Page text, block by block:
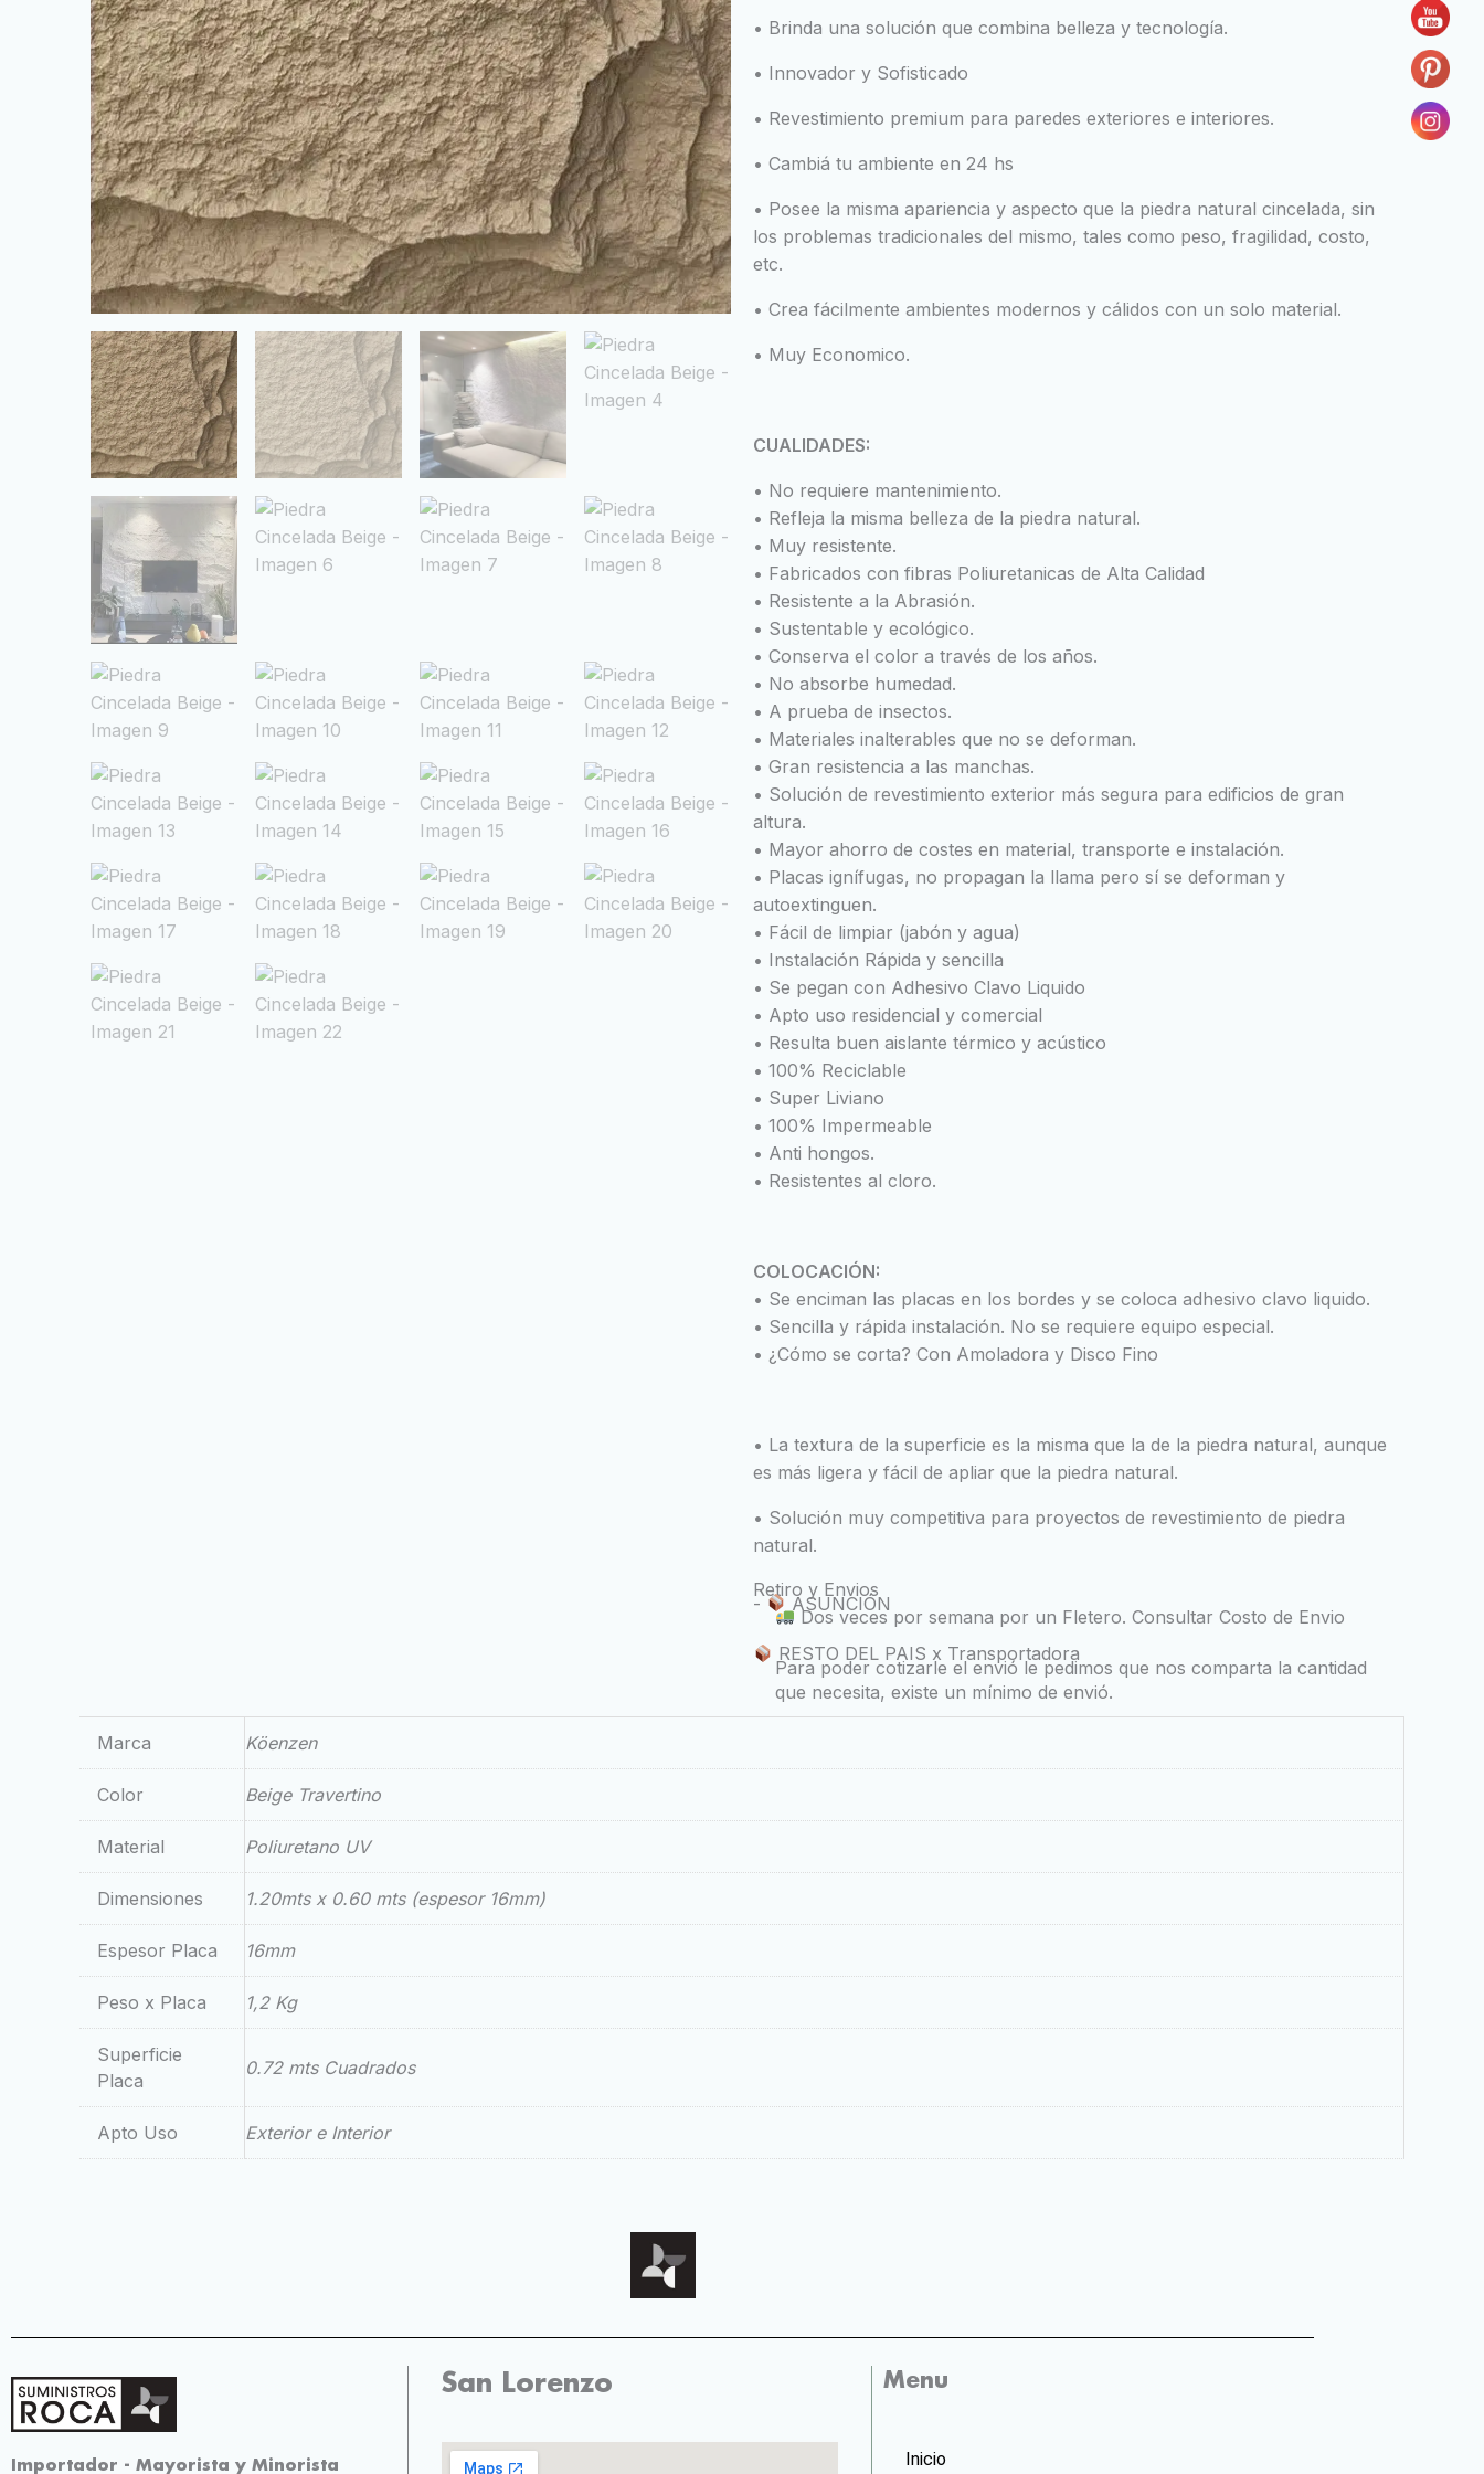
• Brinda una solución que combina belleza y tecnología.
• Innovador y Sofisticado
• Revestimiento premium para paredes exteriores e interiores.
• Cambiá tu ambiente en 24 hs
• Posee la misma apariencia y aspecto que la piedra natural cincelada, sin
los problemas tradicionales del mismo, tales como peso, fragilidad, costo,
etc.
• Crea fácilmente ambientes modernos y cálidos con un solo material.
• Muy Economico.
CUALIDADES:
• No requiere mantenimiento.
• Refleja la misma belleza de la piedra natural.
• Muy resistente.
• Fabricados con fibras Poliuretanicas de Alta Calidad
• Resistente a la Abrasión.
• Sustentable y ecológico.
• Conserva el color a través de los años.
• No absorbe humedad.
• A prueba de insectos.
• Materiales inalterables que no se deforman.
• Gran resistencia a las manchas.
• Solución de revestimiento exterior más segura para edificios de gran
altura.
• Mayor ahorro de costes en material, transporte e instalación.
• Placas ignífugas, no propagan la llama pero sí se deforman y
autoextinguen.
• Fácil de limpiar (jabón y agua)
• Instalación Rápida y sencilla
• Se pegan con Adhesivo Clavo Liquido
• Apto uso residencial y comercial
• Resulta buen aislante térmico y acústico
• 100% Reciclable
• Super Liviano
• 100% Impermeable
• Anti hongos.
• Resistentes al cloro.
COLOCACIÓN:
• Se enciman las placas en los bordes y se coloca adhesivo clavo liquido.
• Sencilla y rápida instalación. No se requiere equipo especial.
• ¿Cómo se corta? Con Amoladora y Disco Fino
• La textura de la superficie es la misma que la de la piedra natural, aunque
es más ligera y fácil de apliar que la piedra natural.
• Solución muy competitiva para proyectos de revestimiento de piedra
natural.
Retiro y Envios
- ASUNCIÓN
Dos veces por semana por un Fletero. Consultar Costo de Envio
RESTO DEL PAIS x Transportadora
Para poder cotizarle el envió le pedimos que nos comparta la cantidad
que necesita, existe un mínimo de envió.
Marca Köenzen
Color Beige Travertino
Material Poliuretano UV
Dimensiones 1.20mts x 0.60 mts (espesor 16mm)
Espesor Placa 16mm
Peso x Placa 1,2 Kg
Superficie
Placa
0.72 mts Cuadrados
Apto Uso Exterior e Interior
Importador - Mayorista y Minorista
San Lorenzo Menu
Inicio